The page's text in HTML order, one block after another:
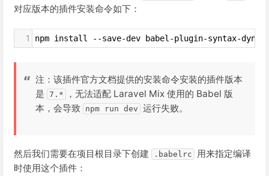
对应版本的插件安装命令如下：
1 npm install --save-dev babel-plugin-syntax-
注：该插件官方文档提供的安装命令安装的插件版本
是
7.*
，无法适配 Laravel Mix 使用的 Babel 版
本，会导致 npm run dev 运行失败。
然后我们需要在项目根目录下创建 .babelrc
用来指定编译
时使用这个插件：